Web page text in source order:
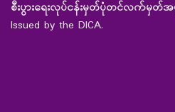
စီးပွားရေးလုပ်ငန်းမှတ်ပုံတင်လက်မှတ်
Issued by the DICA.